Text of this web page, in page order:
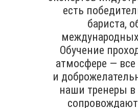
есть
бариста,
Обучение
атмосфере —
и
наши тренеры в